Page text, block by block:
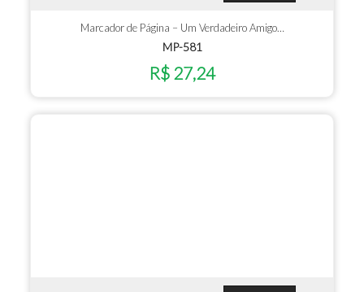
Marcador de Página – Um Verdadeiro Amigo…
MP-581
R$ 27,24